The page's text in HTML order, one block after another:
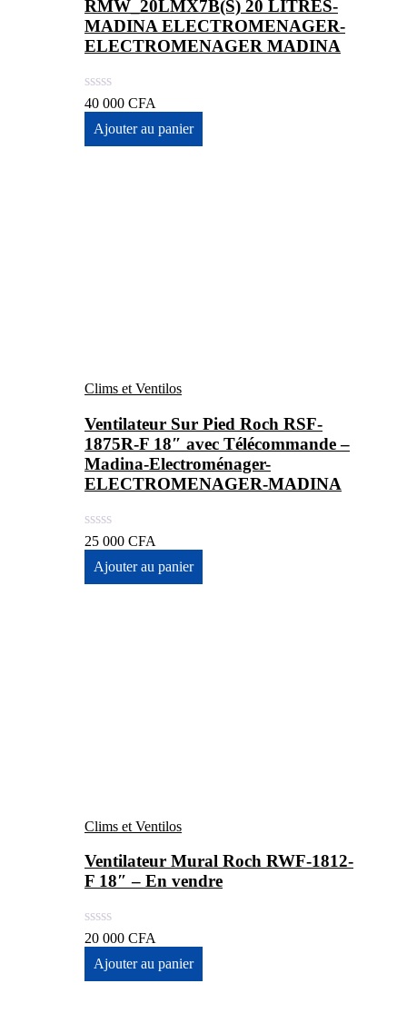
RMW_20LMX7B(S) 20 LITRES-
MADINA ELECTROMENAGER-
ELECTROMENAGER MADINA
40 000 CFA
Ajouter au panier
Clims et Ventilos
Ventilateur Sur Pied Roch RSF-
1875R-F 18″ avec Télécommande –
Madina-Electroménager-
ELECTROMENAGER-MADINA
25 000 CFA
Ajouter au panier
Clims et Ventilos
Ventilateur Mural Roch RWF-1812-
F 18″ – En vendre
20 000 CFA
Ajouter au panier